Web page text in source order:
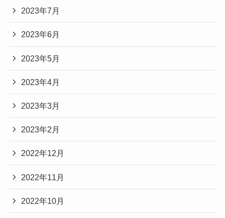
2023年7月
2023年6月
2023年5月
2023年4月
2023年3月
2023年2月
2022年12月
2022年11月
2022年10月